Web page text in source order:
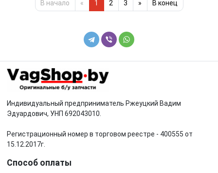
В начало « 1 2 3 » В конец
Индивидуальный предприниматель Ржеуцкий Вадим
Эдуардович, УНП 692043010.
Регистрационный номер в торговом реестре - 400555 от
15.12.2017г.
Способ оплаты